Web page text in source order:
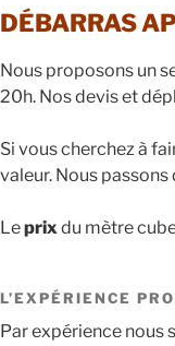
DÉBARRAS
Nous proposons un
20h. Nos devis et
Si vous cherchez à
valeur. Nous
Leprixdu mètre
L’EXPÉRIENCE
Par expérience nous